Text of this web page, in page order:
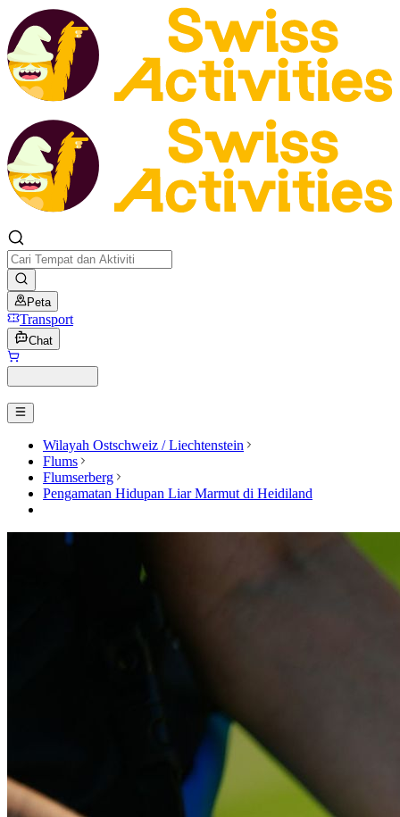
Peta
Transport
Chat
Wilayah Ostschweiz / Liechtenstein
Flums
Flumserberg
Pengamatan Hidupan Liar Marmut di Heidiland